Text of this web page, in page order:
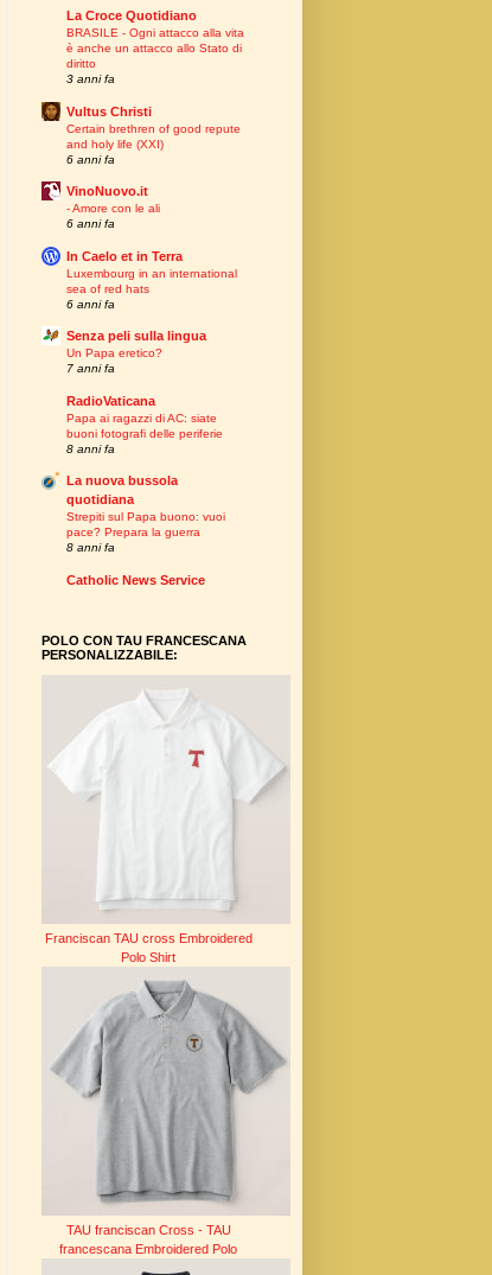
La Croce Quotidiano
BRASILE - Ogni attacco alla vita
è anche un attacco allo Stato di
diritto
3 anni fa
Vultus Christi
Certain brethren of good repute
and holy life (XXI)
6 anni fa
VinoNuovo.it
- Amore con le ali
6 anni fa
In Caelo et in Terra
Luxembourg in an international
sea of red hats
6 anni fa
Senza peli sulla lingua
Un Papa eretico?
7 anni fa
RadioVaticana
Papa ai ragazzi di AC: siate
buoni fotografi delle periferie
8 anni fa
La nuova bussola
quotidiana
Strepiti sul Papa buono: vuoi
pace? Prepara la guerra
8 anni fa
Catholic News Service
POLO CON TAU FRANCESCANA
PERSONALIZZABILE:
Franciscan TAU cross Embroidered
Polo Shirt
TAU franciscan Cross - TAU
francescana Embroidered Polo